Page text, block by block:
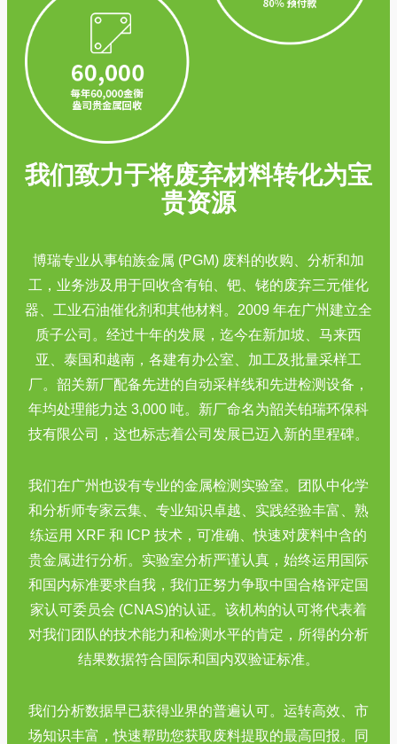
我们致力于将废弃材料转化为宝
贵资源
博瑞专业从事铂族金属 (PGM) 废料的收购、分析和加
工，业务涉及用于回收含有铂、钯、铑的废弃三元催化
器、工业石油催化剂和其他材料。2009 年在广州建立全
质子公司。经过十年的发展，迄今在新加坡、马来西
亚、泰国和越南，各建有办公室、加工及批量采样工
厂。韶关新厂配备先进的自动采样线和先进检测设备，
年均处理能力达 3,000 吨。新厂命名为韶关铂瑞环保科
技有限公司，这也标志着公司发展已迈入新的里程碑。
我们在广州也设有专业的金属检测实验室。团队中化学
和分析师专家云集、专业知识卓越、实践经验丰富、熟
练运用 XRF 和 ICP 技术，可准确、快速对废料中含的
贵金属进行分析。实验室分析严谨认真，始终运用国际
和国内标准要求自我，我们正努力争取中国合格评定国
家认可委员会 (CNAS)的认证。该机构的认可将代表着
对我们团队的技术能力和检测水平的肯定，所得的分析
结果数据符合国际和国内双验证标准。
我们分析数据早已获得业界的普遍认可。运转高效、市
场知识丰富，快速帮助您获取废料提取的最高回报。同